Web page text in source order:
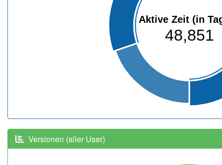
Aktive Zeit (in
48,851
Versionen (aller User)